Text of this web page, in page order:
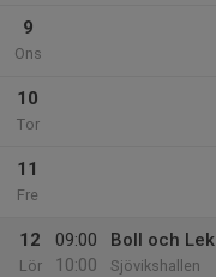
9
Ons
10
Tor
11
Fre
12
Lör
09:00
10:00
Boll och
Sjövikshallen